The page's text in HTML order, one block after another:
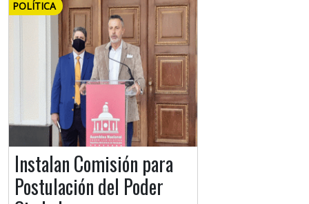
POLÍTICA
Instalan Comisión para
Postulación del Poder